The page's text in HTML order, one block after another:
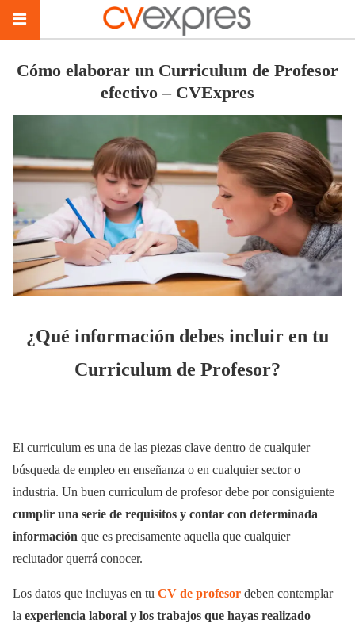
Cómo elaborar un Curriculum de Profesor
efectivo – CVExpres
¿Qué información debes incluir en tu
Curriculum de Profesor?
El curriculum es una de las piezas clave dentro de cualquier
búsqueda de empleo en enseñanza o en cualquier sector o
industria. Un buen curriculum de profesor debe por consiguiente
cumplir una serie de requisitos y contar con determinada
información que es precisamente aquella que cualquier
reclutador querrá conocer.
Los datos que incluyas en tu CV de profesor deben contemplar
la experiencia laboral y los trabajos que hayas realizado